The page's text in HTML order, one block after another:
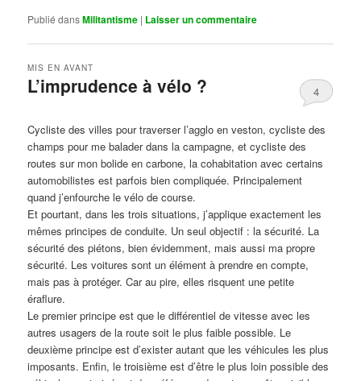
Publié dansMilitantisme | Laisser un commentaire
L’imprudence à vélo ?
MIS EN AVANT
4
Cycliste des villes pour traverser l’agglo en veston, cycliste des
champs pour me balader dans la campagne, et cycliste des
routes sur mon bolide en carbone, la cohabitation avec certains
automobilistes est parfois bien compliquée. Principalement
quand j’enfourche le vélo de course.
Et pourtant, dans les trois situations, j’applique exactement les
mêmes principes de conduite. Un seul objectif : la sécurité. La
sécurité des piétons, bien évidemment, mais aussi ma propre
sécurité. Les voitures sont un élément à prendre en compte,
mais pas à protéger. Car au pire, elles risquent une petite
éraflure.
Le premier principe est que le différentiel de vitesse avec les
autres usagers de la route soit le plus faible possible. Le
deuxième principe est d’exister autant que les véhicules les plus
imposants. Enfin, le troisième est d’être le plus loin possible des